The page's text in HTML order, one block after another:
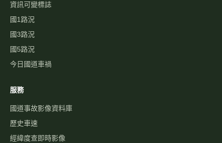
資訊可變標誌
國1路況
國3路況
國5路況
今日國道車禍
服務
國道事故影像資料庫
歷史車速
經緯度查即時影像